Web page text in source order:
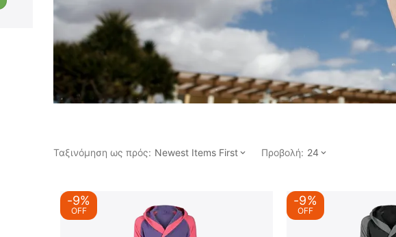
Ταξινόμηση ως πρός: Newest Items First Προβολή: 24
-9%
OFF
-9%
OFF